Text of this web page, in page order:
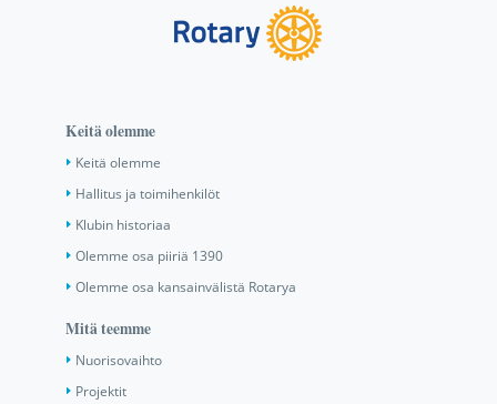
Keitä olemme
Keitä olemme
Hallitus ja toimihenkilöt
Klubin historiaa
Olemme osa piiriä 1390
Olemme osa kansainvälistä Rotarya
Mitä teemme
Nuorisovaihto
Projektit